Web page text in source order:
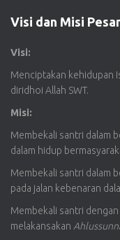
Visi dan Misi
Visi:
Menciptakan kehidupan
diridhoi Allah SWT.
Misi:
Membekali santri dalam
dalam hidup
Membekali santri dalam
pada jalan kebenaran
Membekali santri
melakansakan